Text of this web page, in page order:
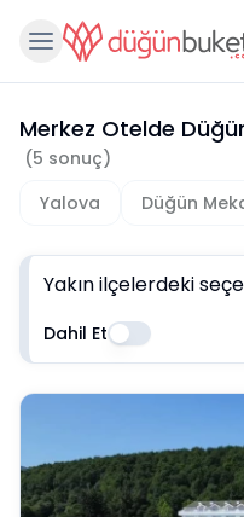
Merkez Otelde
(5 sonuç)
Yalova
Düğün
Yakın ilçelerdeki
Dahil Et